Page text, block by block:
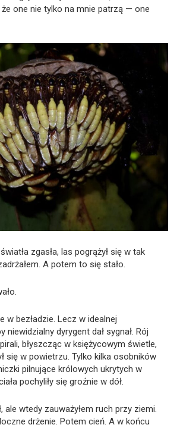
że one nie tylko na mnie patrzą — one
zgasła, las pogrążył się w tak
A potem to się stało.
w bezładzie. Lecz w idealnej
niewidzialny dyrygent dał sygnał. Rój
błyszcząc w księżycowym świetle,
się w powietrzu. Tylko kilka osobników
pilnujące królowych ukrytych w
pochyliły się groźnie w dół.
ale wtedy zauważyłem ruch przy ziemi.
drżenie. Potem cień. A w końcu